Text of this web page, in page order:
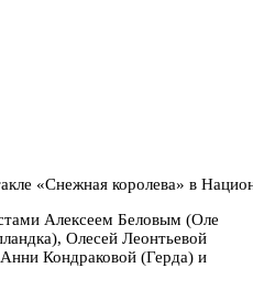
«Снежная королева» в
Алексеем Беловым (Оле
Олесей Леонтьевой
Кондраковой (Герда) и